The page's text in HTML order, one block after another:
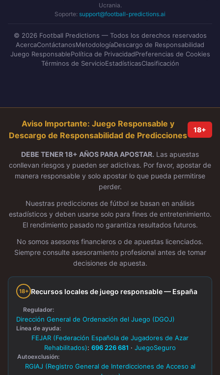
Ucrania.
Soporte: support@football-predictions.ai
© 2026 Football Predictions — Todos los derechos reservados
AcercaContáctanosMetodologíaDescargo de Responsabilidad
Juego ResponsablePolítica de PrivacidadPreferencias de Cookies
Términos de ServicioEstadísticasClasificación
Aviso Importante: Juego Responsable y
Descargo de Responsabilidad de Predicciones
18+
DEBE TENER 18+ AÑOS PARA APOSTAR. Las apuestas
conllevan riesgos y pueden ser adictivas. Por favor, apostar de
manera responsable y solo apostar lo que pueda permitirse
perder.
Nuestras predicciones de fútbol se basan en análisis
estadísticos y deben usarse solo para fines de entretenimiento.
El rendimiento pasado no garantiza resultados futuros.
No somos asesores financieros o de apuestas licenciados.
Siempre consulte asesoramiento profesional antes de tomar
decisiones de apuesta.
18+ Recursos locales de juego responsable — España
Regulador:
Dirección General de Ordenación del Juego (DGOJ)
Línea de ayuda:
FEJAR (Federación Española de Jugadores de Azar
Rehabilitados): 696 226 681 · JuegoSeguro
Autoexclusión:
RGIAJ (Registro General de Interdicciones de Acceso al